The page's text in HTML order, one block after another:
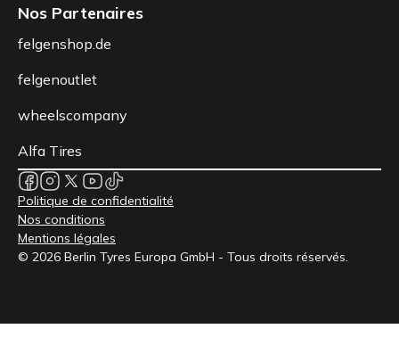
Nos Partenaires
felgenshop.de
felgenoutlet
wheelscompany
Alfa Tires
© 2026 Berlin Tyres Europa GmbH - Tous droits réservés.
Politique de confidentialité
Nos conditions
Mentions légales